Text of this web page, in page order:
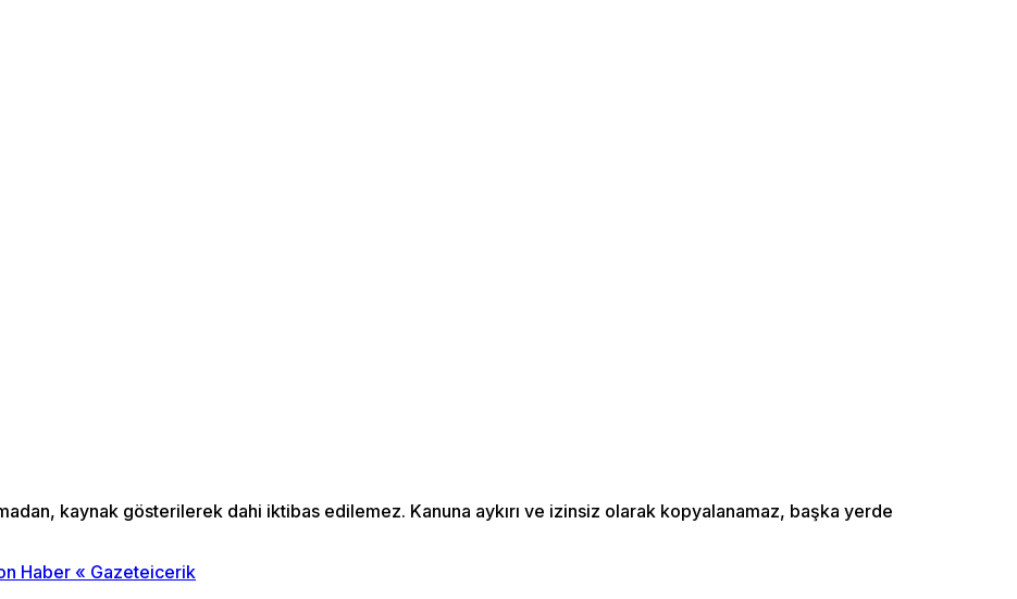
kaynak gösterilerek dahi iktibas edilemez. Kanuna aykırı ve izinsiz olarak kopyalanamaz, başka yerde